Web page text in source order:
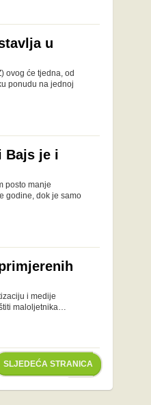
u
ovog će tjedna, od
ponudu na jednoj
Bajs je i
posto manje
godine, dok je samo
i medije
maloljetnika…
SLJEDEĆA STRANICA